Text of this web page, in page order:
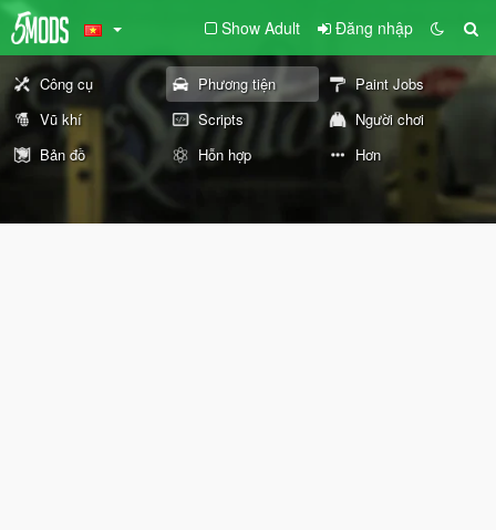
Show Adult Đăng nhập
Công cụ Phương tiện
Paint Jobs
Vũ khí
Scripts
Người chơi
Bản đồ
Hỗn hợp Hơn